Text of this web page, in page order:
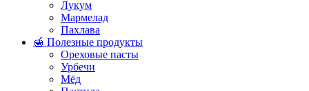
Лукум
Мармелад
Пахлава
🍯 Полезные продукты
Ореховые пасты
Урбечи
Мёд